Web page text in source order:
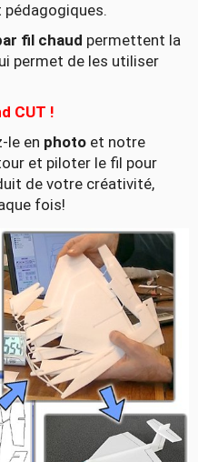
fil chaud permettent la
permet de les utiliser
CUT !
le en photo et notre
et piloter le fil pour
de votre créativité,
fois!